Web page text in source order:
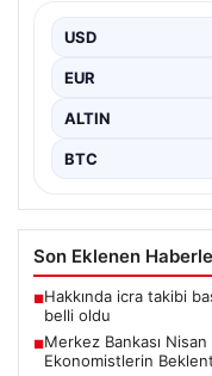
Türkiye Cumhuriyet
üzere…
USD
EUR
ALTIN
BTC
Son Eklenen
■Hakkında icra takibi
belli oldu
■Merkez Bankası Nisan
Ekonomistlerin